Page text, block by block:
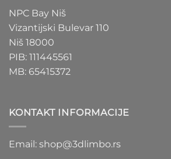
NPC Bay Niš
Vizantijski Bulevar 110
Niš 18000
PIB: 111445561
MB: 65415372
KONTAKT INFORMACIJE
Email: shop@3dlimbo.rs